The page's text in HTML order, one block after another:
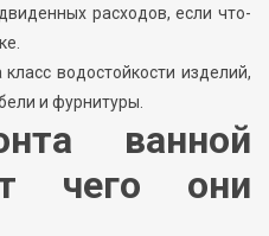
расходов, если что-
водостойкости изделий,
и фурнитуры.
ванной
чего они